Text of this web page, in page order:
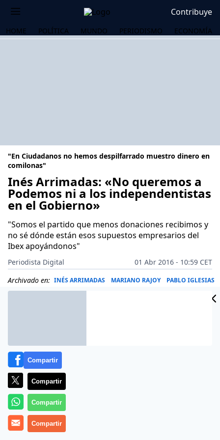
Contribuye
HOME POLÍTICA MUNDO PERIODISMO ECONOMÍA
"En Ciudadanos no hemos despilfarrado muestro dinero en
comilonas"
Inés Arrimadas: «No queremos a
Podemos ni a los independentistas
en el Gobierno»
"Somos el partido que menos donaciones recibimos y
no sé dónde están esos supuestos empresarios del
Ibex apoyándonos"
Periodista Digital
01 Abr 2016 - 10:59 CET
Archivado en: INÉS ARRIMADAS MARIANO RAJOY PABLO IGLESIAS
Compartir
Compartir
Compartir
Compartir